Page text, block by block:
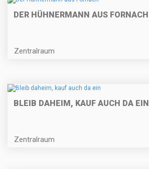
DER HÜHNERMANN AUS FORNACH
Zentralraum
BLEIB DAHEIM, KAUF AUCH DA EIN
Zentralraum